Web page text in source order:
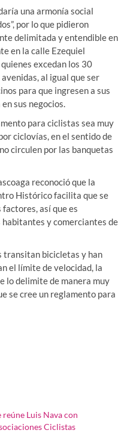
una armonía social
por lo que pidieron
delimitada y entendible en
en la calle Ezequiel
excedan los 30
al igual que ser
para que ingresen a sus
sus negocios.
para ciclistas sea muy
ciclovías, en el sentido de
circulen por las banquetas
reconoció que la
Histórico facilita que se
así que es
habitantes y comerciantes de
transitan bicicletas y han
el límite de velocidad, la
lo delimite de manera muy
se cree un reglamento para
reúne Luis Nava con
Ciclistas